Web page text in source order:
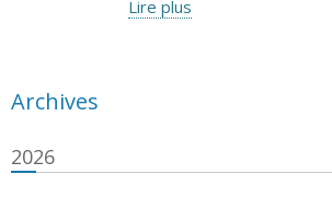
Lire plus
Archives
2026